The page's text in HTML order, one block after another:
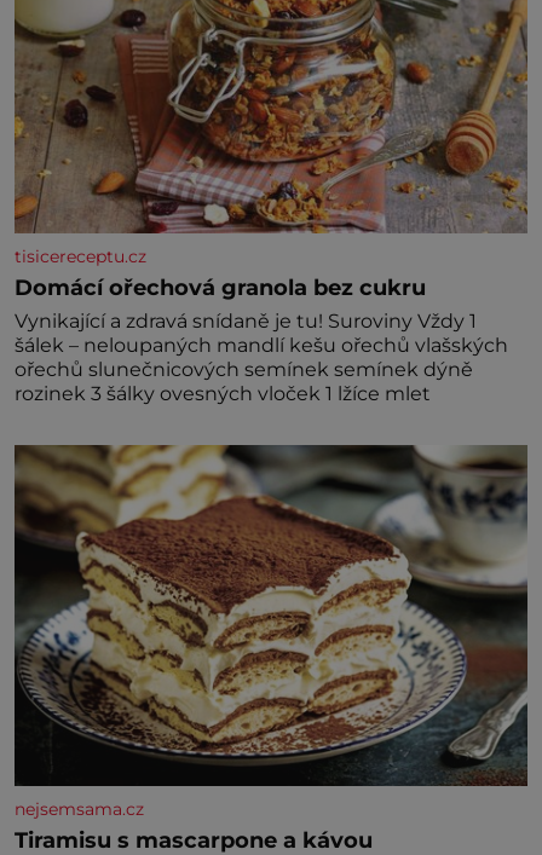
tisicereceptu.cz
Domácí ořechová granola bez cukru
Vynikající a zdravá snídaně je tu! Suroviny Vždy 1
šálek – neloupaných mandlí kešu ořechů vlašských
ořechů slunečnicových semínek semínek dýně
rozinek 3 šálky ovesných vloček 1 lžíce mlet
nejsemsama.cz
Tiramisu s mascarpone a kávou